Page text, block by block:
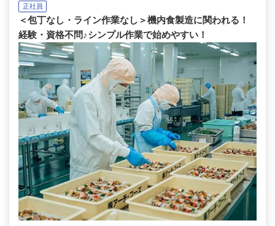
正社員
＜包丁なし・ライン作業なし＞機内食製造に関われる！
経験・資格不問♪シンプル作業で始めやすい！